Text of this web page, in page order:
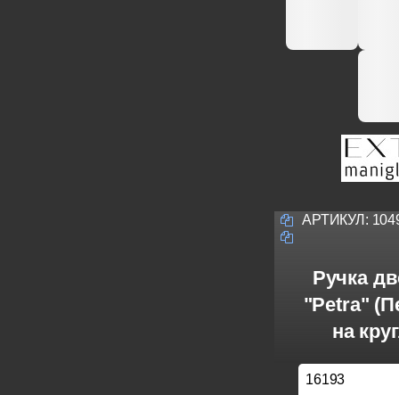
АРТИКУЛ:
Ручка
"Petra"
на
16193